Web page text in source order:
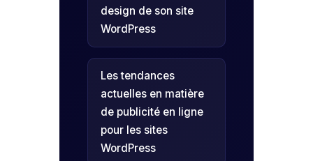
design de son site
WordPress
Les tendances
actuelles en matière
de publicité en ligne
pour les sites
WordPress